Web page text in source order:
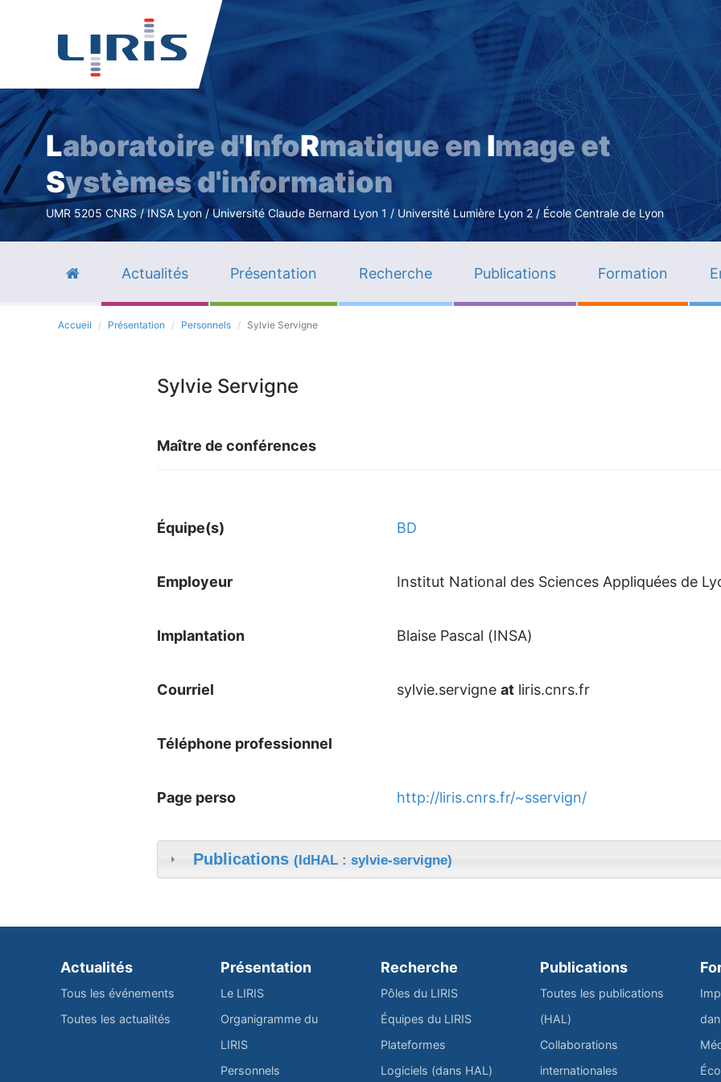
Aller
contenu
principal
Laboratoire d'InfoRmatique en Image et
Systèmes d'information
UMR 5205 CNRS / INSA Lyon / Université Claude Bernard Lyon 1 / Université Lumière Lyon 2 / École Centrale de Lyon
Actualités Présentation Recherche Publications Formation
Accueil Présentation Personnels Sylvie Servigne
Sylvie Servigne
Maître de conférences
Équipe(s) BD
Employeur Institut National des Sciences Appliquées de
Implantation Blaise Pascal (INSA)
Courriel sylvie.servigne at liris.cnrs.fr
Téléphone professionnel
Page perso http://liris.cnrs.fr/~sservign/
Publications (IdHAL : sylvie-servigne)
Actualités
Tous les événements
Toutes les actualités
Présentation
Le LIRIS
Organigramme du
LIRIS
Personnels
Recherche
Pôles du LIRIS
Équipes du LIRIS
Plateformes
Logiciels (dans HAL)
Publications
Toutes les publications
(HAL)
Collaborations
internationales